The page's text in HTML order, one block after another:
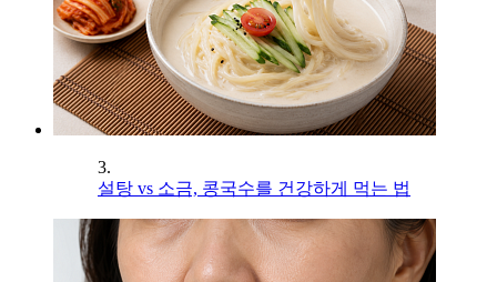
3.
설탕 vs 소금, 콩국수를 건강하게 먹는 법